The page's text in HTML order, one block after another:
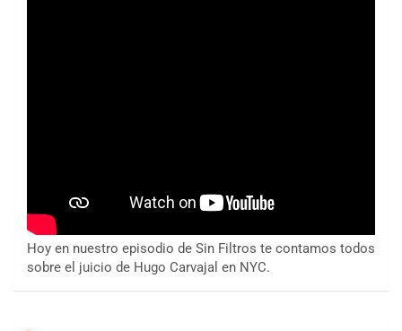
Hoy en nuestro episodio de Sin Filtros te contamos todos
sobre el juicio de Hugo Carvajal en NYC.